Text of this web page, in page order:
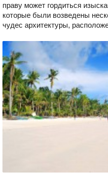
праву может гордиться
которые были возведены
чудес архитектуры,